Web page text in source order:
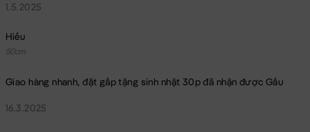
1.5.2025
Hiếu
50cm
Giao hàng nhanh, đặt gấp tặng sinh nhật 30p đã nhận được Gấu
16.3.2025